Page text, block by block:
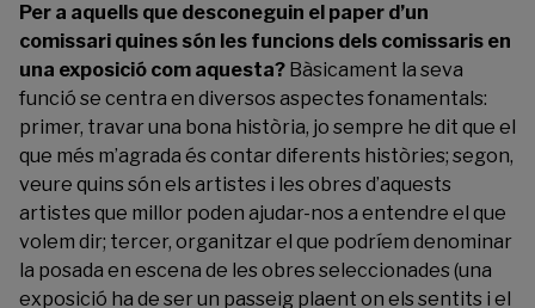
Per a aquells que desconeguin el paper d’un
comissari quines són les funcions dels comissaris en
una exposició com aquesta? Bàsicament la seva
funció se centra en diversos aspectes fonamentals:
primer, travar una bona història, jo sempre he dit que el
que més m’agrada és contar diferents històries; segon,
veure quins són els artistes i les obres d’aquests
artistes que millor poden ajudar-nos a entendre el que
volem dir; tercer, organitzar el que podríem denominar
la posada en escena de les obres seleccionades (una
exposició ha de ser un passeig plaent on els sentits i el